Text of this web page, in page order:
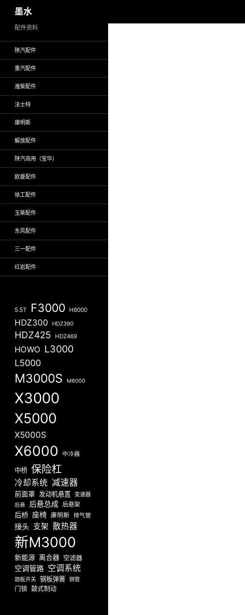
至
墨水
配件资料
陕汽配件
重汽配件
潍柴配件
法士特
康明斯
解放配件
陕汽商用（宝华）
欧曼配件
徐工配件
玉柴配件
东风配件
三一配件
红岩配件
5.5T F3000 H6000
HDZ300 HDZ390
HDZ425 HDZ469
HOWO L3000
L5000
M3000S M6000
X3000
X5000
X5000S
X6000 中冷器
中桥 保险杠
冷却系统 减速器
前面罩 发动机悬置 变速器
后悬 后悬总成 后悬架
后桥 座椅 康明斯 排气管
接头 支架 散热器
新M3000
新能源 离合器 空滤器
空调管路 空调系统
翘板开关 钢板弹簧 钢管
门锁 鼓式制动